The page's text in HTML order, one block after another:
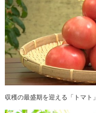
収穫の最盛期を迎える「トマト」